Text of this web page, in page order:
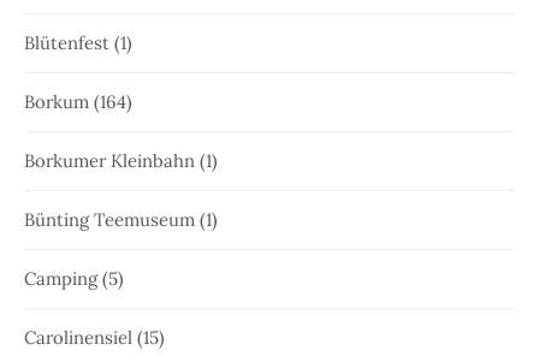
Blütenfest (1)
Borkum (164)
Borkumer Kleinbahn (1)
Bünting Teemuseum (1)
Camping(5)
Carolinensiel (15)